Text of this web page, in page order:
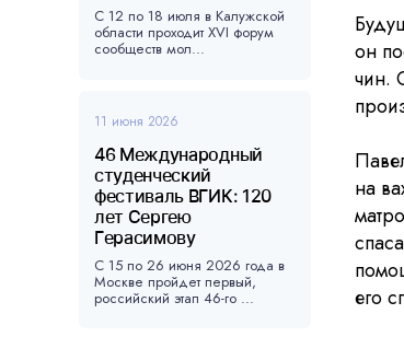
С 12 по 18 июля в Калужской
области проходит XVI форум
сообществ мол...
11 июня 2026
46 Международный
студенческий
фестиваль ВГИК: 120
лет Сергею
Герасимову
С 15 по 26 июня 2026 года в
Москве пройдет первый,
российский этап 46-го ...
он
чин.
на
его